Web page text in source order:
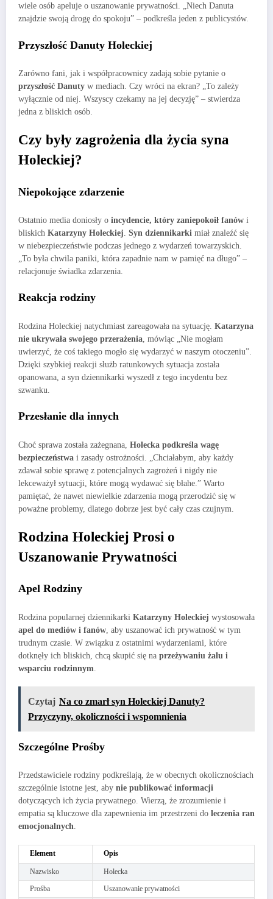
wiele osób apeluje o uszanowanie prywatności. „Niech Danuta
znajdzie swoją drogę do spokoju” – podkreśla jeden z publicystów.
Przyszłość Danuty Holeckiej
Zarówno fani, jak i współpracownicy zadają sobie pytanie o
przyszłość Danuty w mediach. Czy wróci na ekran? „To zależy
wyłącznie od niej. Wszyscy czekamy na jej decyzję” – stwierdza
jedna z bliskich osób.
Czy były zagrożenia dla życia syna
Holeckiej?
Niepokojące zdarzenie
Ostatnio media doniosły o incydencie, który zaniepokoił fanów i
bliskich Katarzyny Holeckiej. Syn dziennikarki miał znaleźć się
w niebezpieczeństwie podczas jednego z wydarzeń towarzyskich.
„To była chwila paniki, która zapadnie nam w pamięć na długo” –
relacjonuje świadka zdarzenia.
Reakcja rodziny
Rodzina Holeckiej natychmiast zareagowała na sytuację. Katarzyna
nie ukrywała swojego przerażenia , mówiąc „Nie mogłam
uwierzyć, że coś takiego mogło się wydarzyć w naszym otoczeniu”.
Dzięki szybkiej reakcji służb ratunkowych sytuacja została
opanowana, a syn dziennikarki wyszedł z tego incydentu bez
szwanku.
Przesłanie dla innych
Choć sprawa została zażegnana, Holecka podkreśla wagę
bezpieczeństwa i zasady ostrożności. „Chciałabym, aby każdy
zdawał sobie sprawę z potencjalnych zagrożeń i nigdy nie
lekceważył sytuacji, które mogą wydawać się błahe.” Warto
pamiętać, że nawet niewielkie zdarzenia mogą przerodzić się w
poważne problemy, dlatego dobrze jest być cały czas czujnym.
Rodzina Holeckiej Prosi o
Uszanowanie Prywatności
Apel Rodziny
Rodzina popularnej dziennikarki Katarzyny Holeckiej wystosowała
apel do mediów i fanów , aby uszanować ich prywatność w tym
trudnym czasie. W związku z ostatnimi wydarzeniami, które
dotknęły ich bliskich, chcą skupić się na przeżywaniu żalu i
wsparciu rodzinnym
Czytaj Na co zmarł syn Holeckiej Danuty?
Przyczyny, okoliczności i wspomnienia
Szczególne Prośby
Przedstawiciele rodziny podkreślają, że w obecnych okolicznościach
szczególnie istotne jest, aby nie publikować informacji
dotyczących ich życia prywatnego. Wierzą, że zrozumienie i
empatia są kluczowe dla zapewnienia im przestrzeni do leczenia ran
emocjonalnych.
Element Opis
Nazwisko
Holecka
Prośba
Uszanowanie prywatności